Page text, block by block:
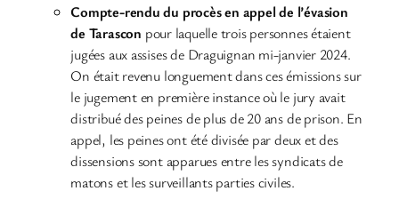
Compte-rendu du procès en appel de l’évasion
de Tarascon pour laquelle trois personnes étaient
jugées aux assises de Draguignan mi-janvier 2024.
On était revenu longuement dans ces émissions sur
le jugement en première instance où le jury avait
distribué des peines de plus de 20 ans de prison. En
appel, les peines ont été divisée par deux et des
dissensions sont apparues entre les syndicats de
matons et les surveillants parties civiles.